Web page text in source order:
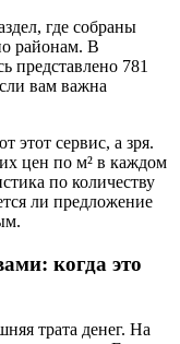
где собраны
районам. В
представлено 781
вам важна
этот сервис, а зря.
цен по м² в каждом
по количеству
ли предложение
когда это
трата денег. На